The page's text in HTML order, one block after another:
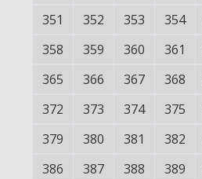
351
352 353 354
358
359 360 361
365
366 367 368
372
373 374 375
379
380 381 382
386
387 388 389